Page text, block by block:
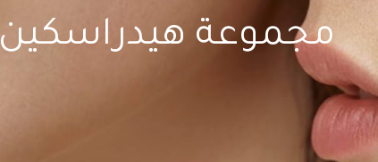
مجموعة هيدراسكين